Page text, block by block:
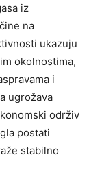
iz
na
ukazuju
okolnostima,
i
ugrožava
održiv
postati
stabilno